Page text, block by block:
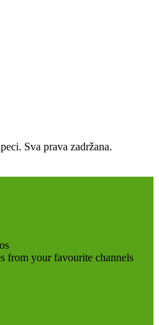
Sva prava zadržana.
from your favourite channels